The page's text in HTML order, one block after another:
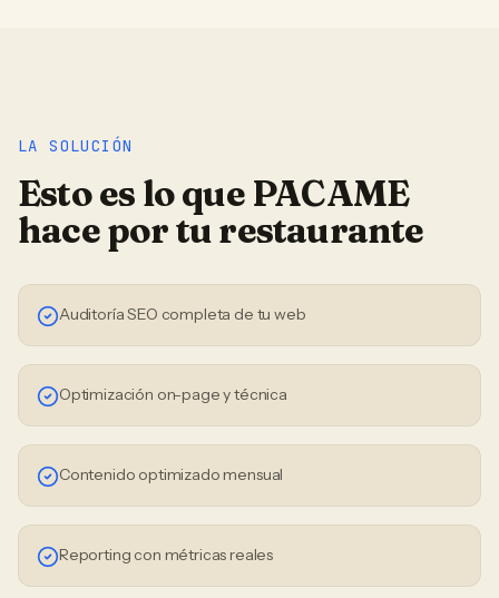
LA SOLUCIÓN
Esto es lo que PACAME
hace por turestaurante
Auditoría SEO completa de tu web
Optimización on-page y técnica
Contenido optimizado mensual
Reporting con métricas reales